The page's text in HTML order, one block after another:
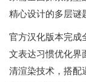
精心设计的多层谜
官方汉化版本完成
文表达习惯优化界
清渲染技术，搭配